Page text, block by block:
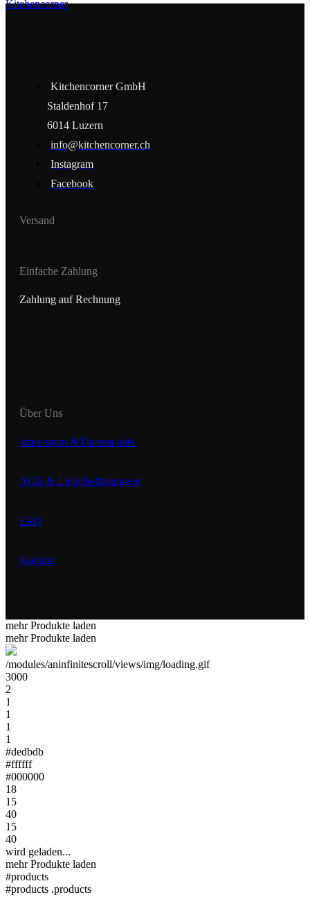
Kitchencorner GmbH
Staldenhof 17
6014 Luzern
info@kitchencorner.ch
Instagram
Facebook
Versand
Einfache Zahlung
Zahlung auf Rechnung
Über Uns
Impressum & Datenschutz
AGB & Lieferbedingungen
FAQ
Kontakt
mehr Produkte laden
mehr Produkte laden
/modules/aninfinitescroll/views/img/loading.gif
3000
2
1
1
1
1
#dedbdb
#ffffff
#000000
18
15
40
15
40
wird geladen...
mehr Produkte laden
#products
#products .products